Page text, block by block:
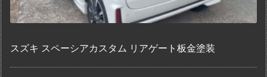
スズキ スペーシアカスタム リアゲート板金塗装